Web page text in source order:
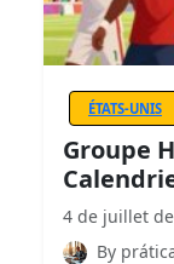
ÉTATS-UNIS
Groupe
4 de juillet
By